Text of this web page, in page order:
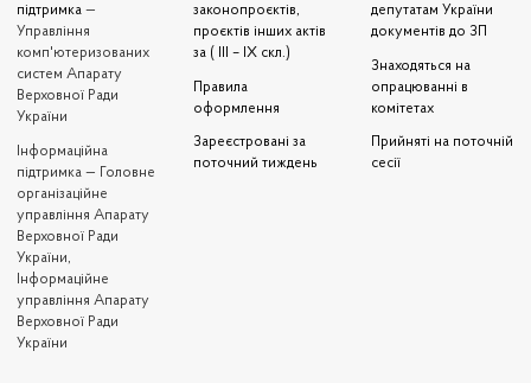
підтримка —
Управління
комп'ютеризованих
систем Апарату
Верховної Ради
України
Iнформаційна
підтримка — Головне
організаційне
управління Апарату
Верховної Ради
України,
Інформаційне
управління Апарату
Верховної Ради
України
законопроєктів,
проєктів інших актів
за ( III – IX скл.)
Правила
оформлення
Зареєстровані за
поточний тиждень
депутатам України
документів до ЗП
Знаходяться на
опрацюванні в
комітетах
Прийняті на поточній
сесії